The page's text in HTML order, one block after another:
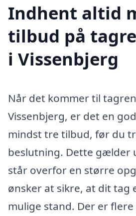
Indhent altid
tilbud på
i Vissenbjerg
Når det kommer til
Vissenbjerg, er det en
mindst tre tilbud, før du
beslutning. Dette gælder
står overfor en større
ønsker at sikre, at dit tag
mulige stand. Der er